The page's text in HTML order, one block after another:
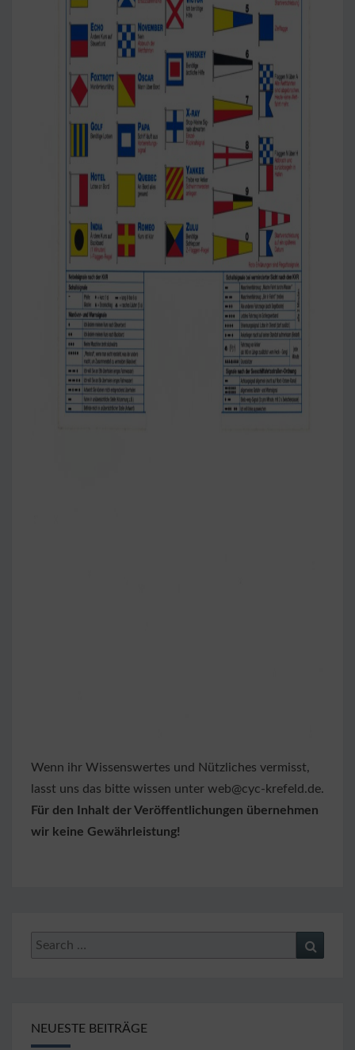
Wenn ihr Wissenswertes und Nützliches vermisst,
lasst uns das bitte wissen unter web@cyc-krefeld.de.
Für den Inhalt der Veröffentlichungen übernehmen
wir keine Gewährleistung!
Search
for:
NEUESTE BEITRÄGE